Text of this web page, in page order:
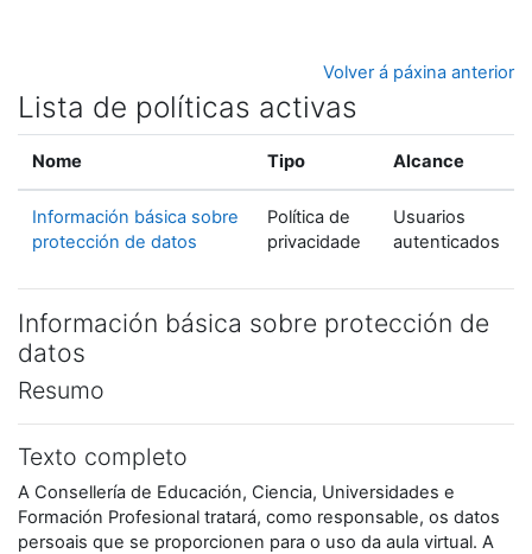
Volver á páxina anterior
Lista de políticas activas
Nome Tipo Alcance
Información básica sobre
protección de datos
Política de
privacidade
Usuarios
autenticados
Información básica sobre protección de
datos
Resumo
Texto completo
A Consellería de Educación, Ciencia, Universidades e
Formación Profesional tratará, como responsable, os datos
persoais que se proporcionen para o uso da aula virtual. A